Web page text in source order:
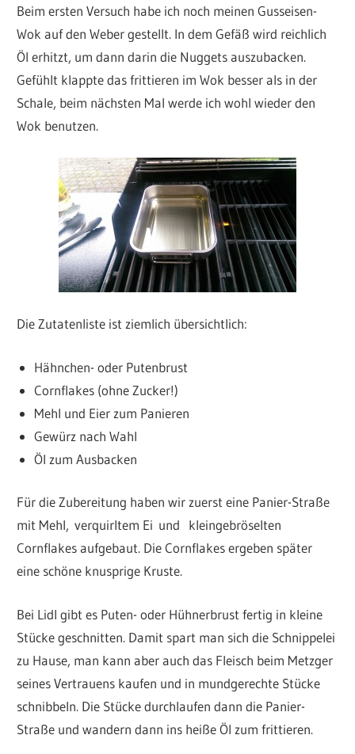
Beim ersten Versuch habe ich noch meinen Gusseisen-
Wok auf den Weber gestellt. In dem Gefäß wird reichlich
Öl erhitzt, um dann darin die Nuggets auszubacken.
Gefühlt klappte das frittieren im Wok besser als in der
Schale, beim nächsten Mal werde ich wohl wieder den
Wok benutzen.
Die Zutatenliste ist ziemlich übersichtlich:
Hähnchen- oder Putenbrust
Cornflakes (ohne Zucker!)
Mehl und Eier zum Panieren
Gewürz nach Wahl
Öl zum Ausbacken
Für die Zubereitung haben wir zuerst eine Panier-Straße
mit Mehl, verquirltem Ei und kleingebröselten
Cornflakes aufgebaut. Die Cornflakes ergeben später
eine schöne knusprige Kruste.
Bei Lidl gibt es Puten- oder Hühnerbrust fertig in kleine
Stücke geschnitten. Damit spart man sich die Schnippelei
zu Hause, man kann aber auch das Fleisch beim Metzger
seines Vertrauens kaufen und in mundgerechte Stücke
schnibbeln. Die Stücke durchlaufen dann die Panier-
Straße und wandern dann ins heiße Öl zum frittieren.